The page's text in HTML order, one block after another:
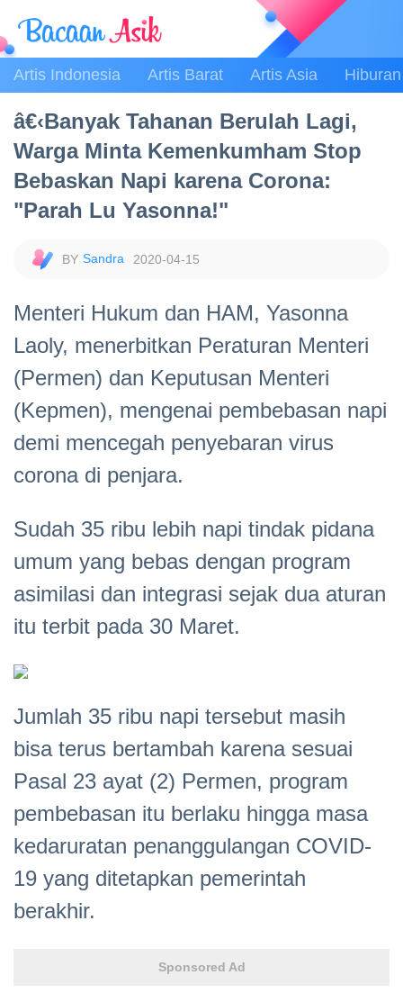
Artis Indonesia Artis Barat Artis Asia Hiburan
â€‹Banyak Tahanan Berulah Lagi,
Warga Minta Kemenkumham Stop
Bebaskan Napi karena Corona:
"Parah Lu Yasonna!"
Sandra 2020-04-15
Menteri Hukum dan HAM, Yasonna
Laoly, menerbitkan Peraturan Menteri
(Permen) dan Keputusan Menteri
(Kepmen), mengenai pembebasan napi
demi mencegah penyebaran virus
corona di penjara.
Sudah 35 ribu lebih napi tindak pidana
umum yang bebas dengan program
asimilasi dan integrasi sejak dua aturan
itu terbit pada 30 Maret.
Jumlah 35 ribu napi tersebut masih
bisa terus bertambah karena sesuai
Pasal 23 ayat (2) Permen, program
pembebasan itu berlaku hingga masa
kedaruratan penanggulangan COVID-
19 yang ditetapkan pemerintah
berakhir.
Sponsored Ad